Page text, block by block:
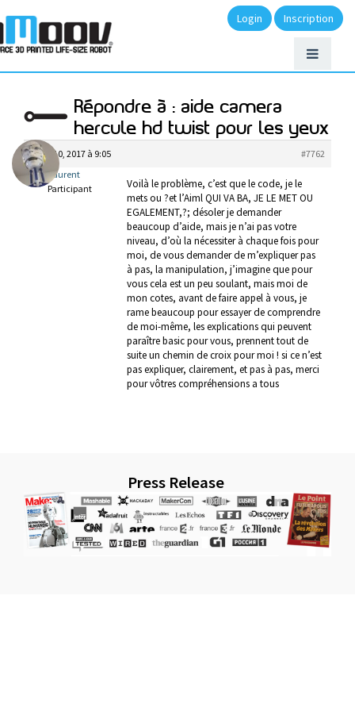
Login Inscription
Répondre à : aide camera
hercule hd twist pour les yeux
mars 10, 2017 à 9:05
#7762
laurent
Participant
Voilà le problème, c’est que le code, je le
mets ou ?et l’Aiml QUI VA BA, JE LE MET OU
EGALEMENT,?; désoler je demander
beaucoup d’aide, mais je n’ai pas votre
niveau, d’où la nécessiter à chaque fois pour
moi, de vous demander de m’expliquer pas
à pas, la manipulation, j’imagine que pour
vous cela est un peu soulant, mais moi de
mon cotes, avant de faire appel à vous, je
rame beaucoup pour essayer de comprendre
de moi-même, les explications qui peuvent
paraître basic pour vous, prennent tout de
suite un chemin de croix pour moi ! si ce n’est
pas expliquer, clairement, et pas à pas, merci
pour vôtres compréhensions a tous
Press Release